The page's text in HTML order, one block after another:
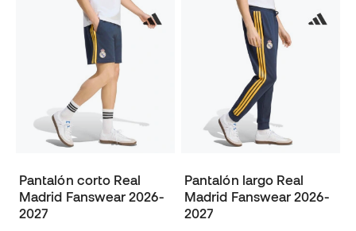
Pantalón corto Real
Madrid Fanswear 2026-
2027
Pantalón largo Real
Madrid Fanswear 2026-
2027